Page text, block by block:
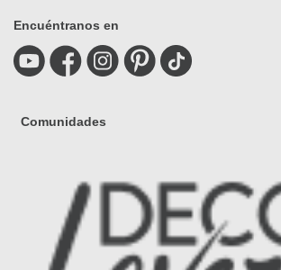
Encuéntranos en
Comunidades